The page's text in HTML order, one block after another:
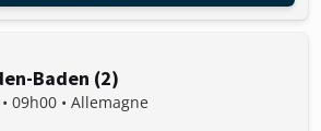
Baden (2)
09h00 • Allemagne